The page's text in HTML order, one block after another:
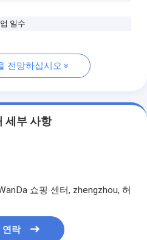
일수
전망하십시오
세부 사항
쇼핑 센터, zhengzhou, 허
연락